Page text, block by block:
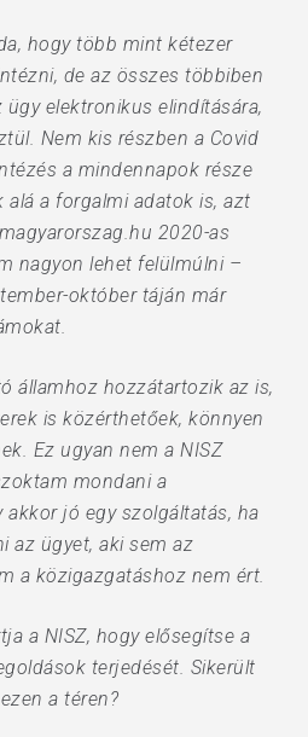
hogy több mint kétezer
de az összes többiben
ügy elektronikus elindítására,
Nem kis részben a Covid
a mindennapok része
a forgalmi adatok is, azt
2020-as
nagyon lehet felülmúlni –
október táján már
államhoz hozzátartozik az is,
is közérthetőek, könnyen
Ez ugyan nem a NISZ
mondani a
akkor jó egy szolgáltatás, ha
az ügyet, aki sem az
a közigazgatáshoz nem ért.
a NISZ, hogy elősegítse a
terjedését. Sikerült
a téren?